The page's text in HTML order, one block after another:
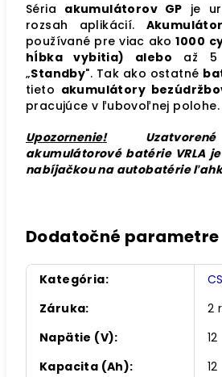
Séria akumulátorov GP je
rozsah aplikácií.
používané pre viac ako1000
hĺbka vybitia) alebo až 5
„Standby". Tak ako ostatné
tieto akumulátory
pracujúce v ľubovoľnej polohe.
Upozornenie!Uzatvorené
akumulátorové batérie VRLA
nabíjačkou na autobatérie
Dodatočné parametre
Kategória:
Záruka:
2
Napätie (V):
12
Kapacita (Ah):
12